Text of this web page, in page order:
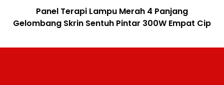
Panel Terapi Lampu Merah 4 Panjang
Gelombang Skrin Sentuh Pintar 300W Empat Cip